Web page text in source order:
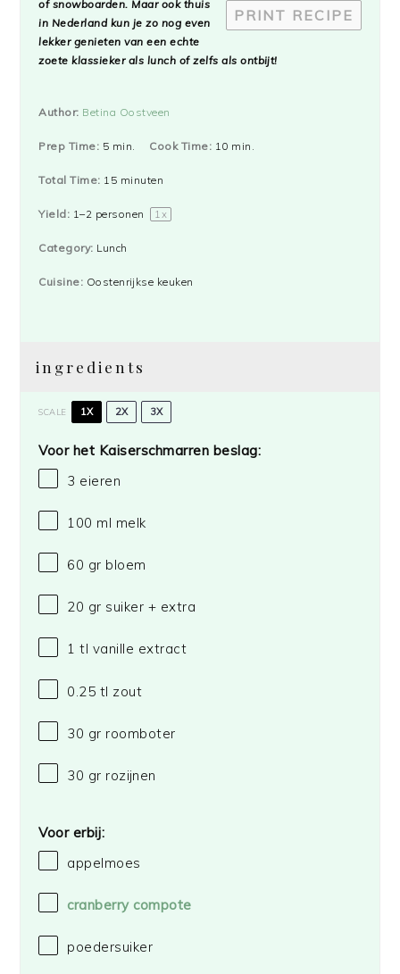
PRINT RECIPE
of snowboarden. Maar ook thuis
in Nederland kun je zo nog even
lekker genieten van een echte
zoete klassieker als lunch of zelfs als ontbijt!
Author: Betina Oostveen
Prep Time: 5 min. Cook Time: 10 min.
Total Time: 15 minuten
Yield: 1–2 personen 1x
Category: Lunch
Cuisine: Oostenrijkse keuken
ingredients
SCALE 1X 2X 3X
Voor het Kaiserschmarren beslag:
3 eieren
100 ml melk
60 gr bloem
20 gr suiker + extra
1 tl vanille extract
0.25 tl zout
30 gr roomboter
30 gr rozijnen
Voor erbij:
appelmoes
cranberry compote
poedersuiker